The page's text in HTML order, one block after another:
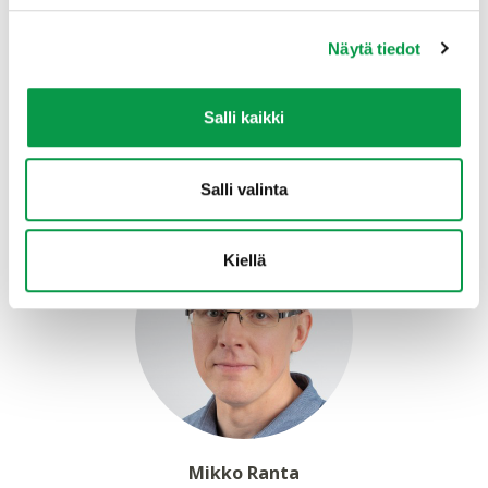
Näytä tiedot
Salli kaikki
Salli valinta
Kiellä
Jalostamme ja analysoimme metsä- ja paikkatietoa
hoidon ja päätöksenteon tueksi.
Löydä tarpeisiisi sopivat metsä- ja
paikkatietopalvelut
Mikko Ranta